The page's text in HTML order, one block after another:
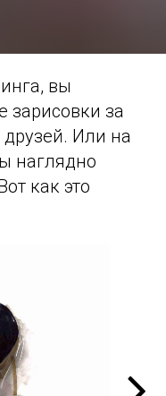
вы
зарисовки за
Или на
наглядно
как это